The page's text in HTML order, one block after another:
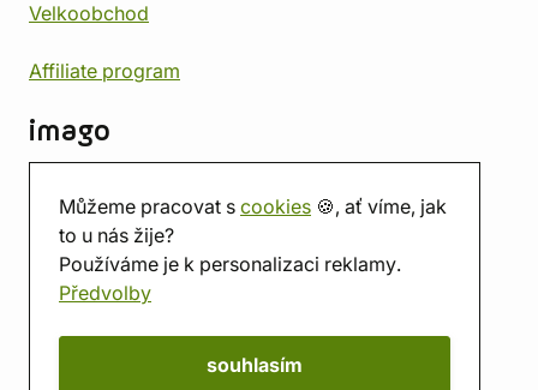
Můžeme pracovat s cookies 🍪, ať víme, jak
to u nás žije?
Používáme je k personalizaci reklamy.
Předvolby
souhlasím
Velkoobchod
Affiliate program
imago
Prodejna
Herna
O nás
Hodnocení obchodu